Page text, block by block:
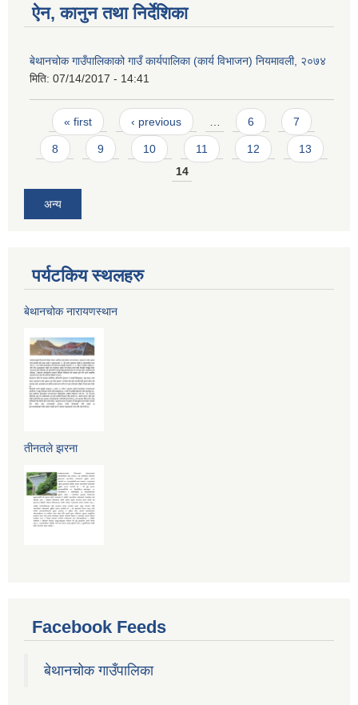
ऐन, कानुन तथा निर्देशिका
बेथानचोक गाउँपालिकाको गाउँ कार्यपालिका (कार्य विभाजन) नियमावली, २०७४
मिति: 07/14/2017 - 14:41
Pages
« first ‹ previous … 6 7
8 9 10 11 12
13
14
अन्य
पर्यटकिय स्थलहरु
बेथानचोक नारायणस्थान
तीनतले झरना
Facebook Feeds
बेथानचोक गाउँपालिका